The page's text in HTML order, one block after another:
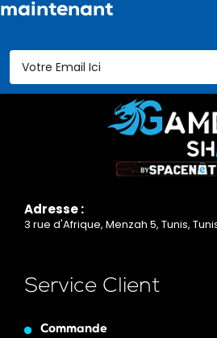
maintenant
Adresse :
3 rue d'Afrique, Menzah 5, Tunis,
Service Client
Commande